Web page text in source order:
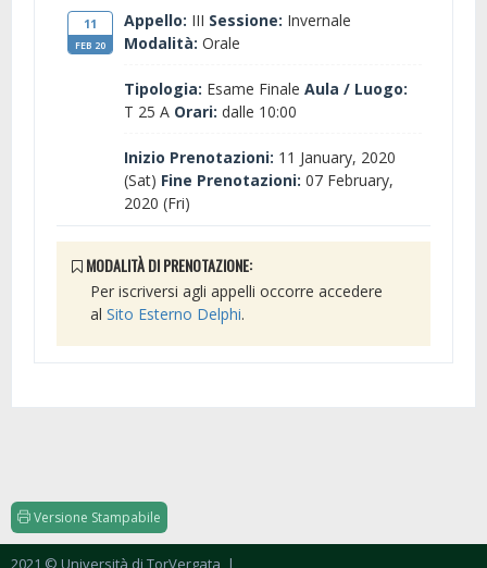
11
FEB 20
Appello: III Sessione: Invernale
Modalità: Orale
Tipologia: Esame Finale Aula / Luogo:
T 25 A Orari: dalle 10:00
Inizio Prenotazioni: 11 January, 2020
(Sat) Fine Prenotazioni: 07 February,
2020 (Fri)
MODALITÀ DI PRENOTAZIONE:
Per iscriversi agli appelli occorre accedere
al Sito Esterno Delphi.
Versione Stampabile
2021 © Università di TorVergata |